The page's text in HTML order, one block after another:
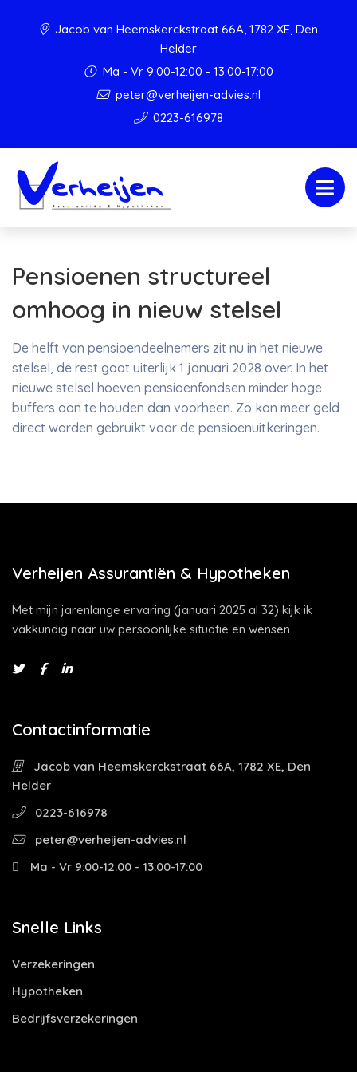
Jacob van Heemskerckstraat 66A, 1782 XE, Den
Helder
Ma - Vr 9:00-12:00 - 13:00-17:00
peter@verheijen-advies.nl
0223-616978
Pensioenen structureel
omhoog in nieuw stelsel
De helft van pensioendeelnemers zit nu in het nieuwe
stelsel, de rest gaat uiterlijk 1 januari 2028 over. In het
nieuwe stelsel hoeven pensioenfondsen minder hoge
buffers aan te houden dan voorheen. Zo kan meer geld
direct worden gebruikt voor de pensioenuitkeringen.
Verheijen Assurantiën & Hypotheken
Met mijn jarenlange ervaring (januari 2025 al 32) kijk ik
vakkundig naar uw persoonlijke situatie en wensen.
Contactinformatie
Jacob van Heemskerckstraat 66A, 1782 XE, Den
Helder
0223-616978
peter@verheijen-advies.nl
Ma - Vr 9:00-12:00 - 13:00-17:00
Snelle Links
Verzekeringen
Hypotheken
Bedrijfsverzekeringen